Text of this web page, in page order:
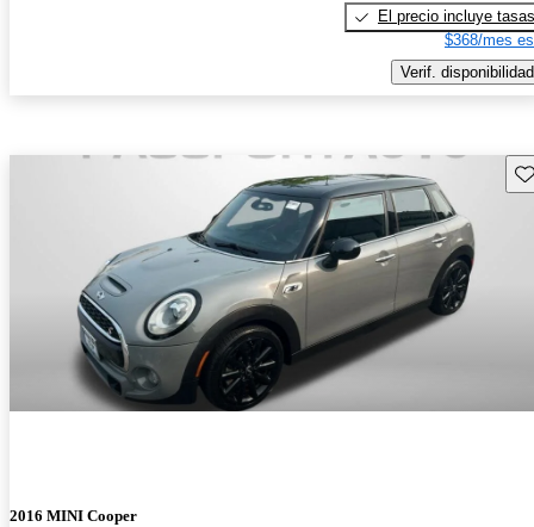
El precio incluye tasas
$368/mes
Verif. disponibilidad
2016 MINI Cooper